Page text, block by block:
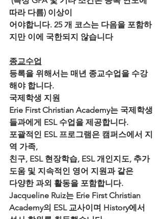
따라 다름) 이상이
어야합니다. 25 개 코스는 다음을 포함하
지만 이에 국한되지 않습니다
종교수업
등록을 위해서는 매년 종교수업을 수강
해야 합니다.
국제학생 지원
Erie First Christian Academy는 국제학생
들과에게 ESL 수업을 제공합니다.
포괄적인 ESL 프로그램은 캠퍼스에서 지
역 가족,
친구, ESL 현장학습, ESL 개인지도, 추가
도움 및 지속적인 영어 지원과 같은
다양한 과외 활동을 포함합니다.
Jacqueline Ruiz는 Erie First Christian
Academy의 ESL 교사이며 History에서